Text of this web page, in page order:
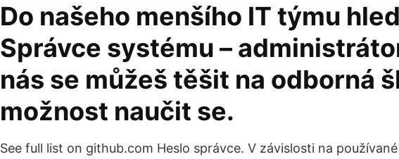
Do našeho menšího IT týmu
Správce systému –
nás se můžeš těšit na odborná
možnost naučit se.
See full list on github.com Heslo správce. V závislosti na